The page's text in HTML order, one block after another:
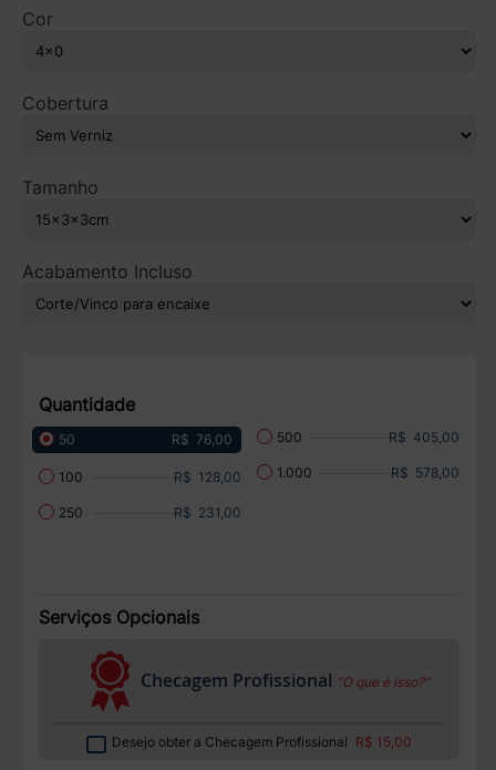
Cor
Cobertura
Tamanho
Acabamento Incluso
Quantidade
50 R$ 76,00
100 R$ 128,00
250 R$ 231,00
500 R$ 405,00
1.000 R$ 578,00
Serviços Opcionais
Checagem Profissional “O que é isso?”
Desejo obter a Checagem Profissional R$ 15,00